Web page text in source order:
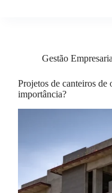
Gestão
Projetos de canteiros de
importância?